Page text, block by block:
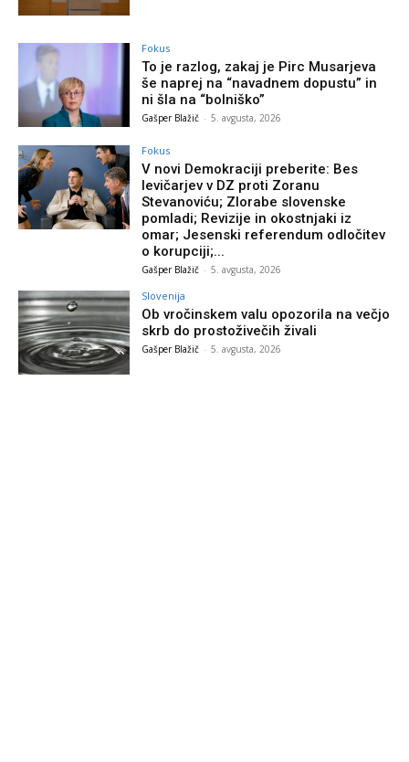
Fokus
To je razlog, zakaj je Pirc Musarjeva
še naprej na “navadnem dopustu” in
ni šla na “bolniško”
Gašper Blažič - 5. avgusta, 2026
Fokus
V novi Demokraciji preberite: Bes
levičarjev v DZ proti Zoranu
Stevanoviću; Zlorabe slovenske
pomladi; Revizije in okostnjaki iz
omar; Jesenski referendum odločitev
o korupciji;...
Gašper Blažič - 5. avgusta, 2026
Slovenija
Ob vročinskem valu opozorila na večjo
skrb do prostoživečih živali
Gašper Blažič - 5. avgusta, 2026